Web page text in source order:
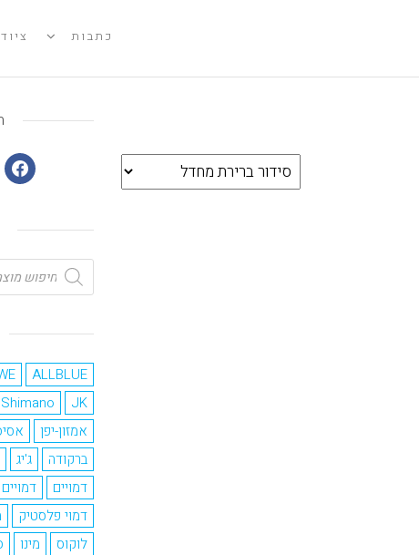
כתבות
ALLBLUE
JK
Shimano
אמזון-יפן
ברקודה
ג'יג
דמויים
דמוי פלסטיק
לוקוס
מינו